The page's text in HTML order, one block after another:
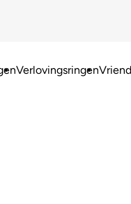
Verlovingsringen